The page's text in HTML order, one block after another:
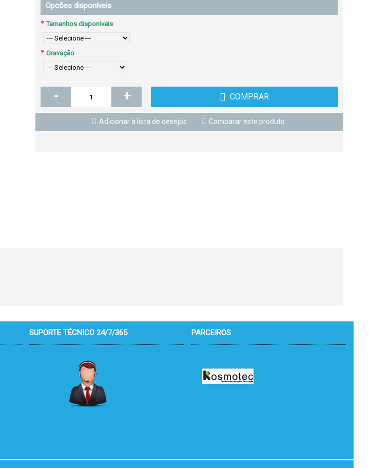
Opcões disponíveis
Tamanhos disponiveis
Gravação
- + COMPRAR
Adicionar à lista de desejos Comparar este produto
SUPORTE TÉCNICO 24/7/365 PARCEIROS